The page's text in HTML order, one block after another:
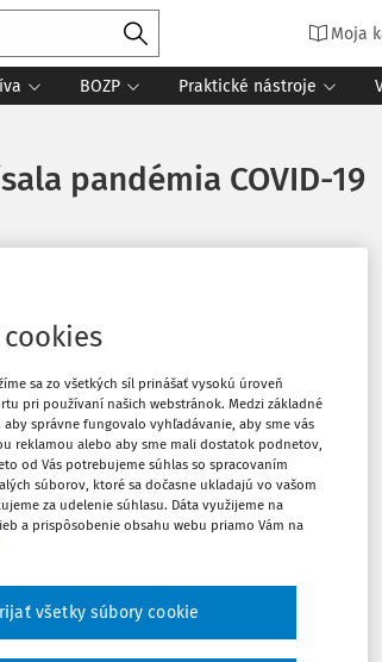
Moja
BOZP Praktické nástroje
pandémia COVID-19
koronavírusu
presiahol
výšky
financií (MF) SR,
HDP sa najviac
kanálmi –
a predovšetkým
rezort financií.
podľa MF SR
Obľúbené
Zdieľať
sa zo všetkých síl prinášať vysokú úroveň
pri používaní našich webstránok. Medzi základné
správne fungovalo vyhľadávanie, aby sme vás
reklamou alebo aby sme mali dostatok podnetov,
od Vás potrebujeme súhlas so spracovaním
súborov, ktoré sa dočasne ukladajú vo vašom
za udelenie súhlasu. Dáta využijeme na
a prispôsobenie obsahu webu priamo Vám na
všetky súbory cookie